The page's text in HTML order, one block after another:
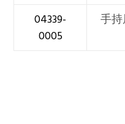
04339-
0005
手